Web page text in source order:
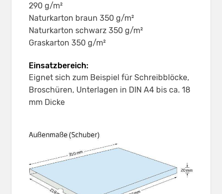
290 g/m²
Naturkarton braun 350 g/m²
Naturkarton schwarz 350 g/m²
Graskarton 350 g/m²
Einsatzbereich:
Eignet sich zum Beispiel für Schreibblöcke,
Broschüren, Unterlagen in DIN A4 bis ca. 18
mm Dicke